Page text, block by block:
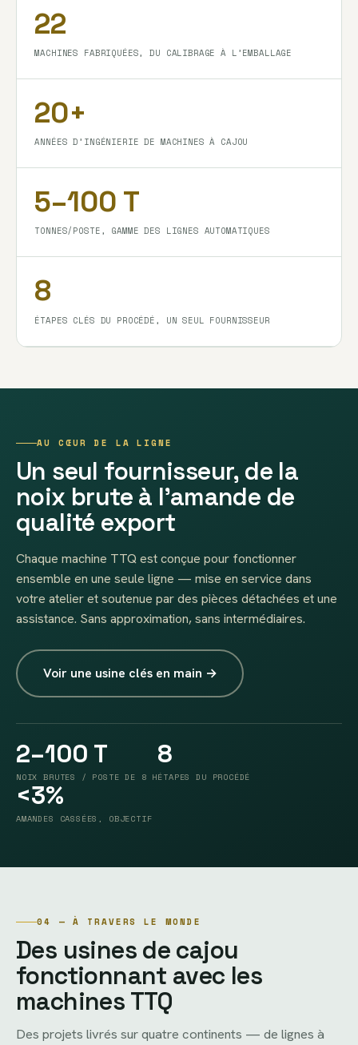
22
MACHINES FABRIQUÉES, DU CALIBRAGE À L’EMBALLAGE
20+
ANNÉES D’INGÉNIERIE DE MACHINES À CAJOU
5–100 T
TONNES/POSTE, GAMME DES LIGNES AUTOMATIQUES
8
ÉTAPES CLÉS DU PROCÉDÉ, UN SEUL FOURNISSEUR
AU CŒUR DE LA LIGNE
Un seul fournisseur, de la
noix brute à l’amande de
qualité export
Chaque machine TTQ est conçue pour fonctionner
ensemble en une seule ligne — mise en service dans
votre atelier et soutenue par des pièces détachées et une
assistance. Sans approximation, sans intermédiaires.
Voir une usine clés en main →
2–100 T
NOIX BRUTES / POSTE DE 8 H
8
ÉTAPES DU PROCÉDÉ
<3%
AMANDES CASSÉES, OBJECTIF
04 — À TRAVERS LE MONDE
Des usines de cajou
fonctionnant avec les
machines TTQ
Des projets livrés sur quatre continents — de lignes à